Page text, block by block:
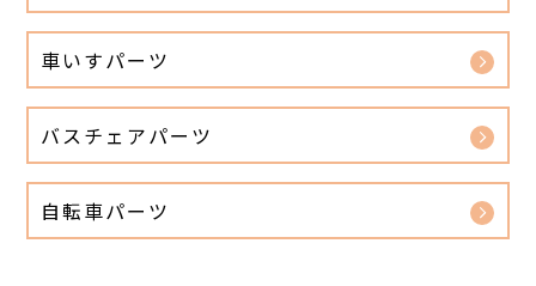
車いすパーツ
バスチェアパーツ
自転車パーツ